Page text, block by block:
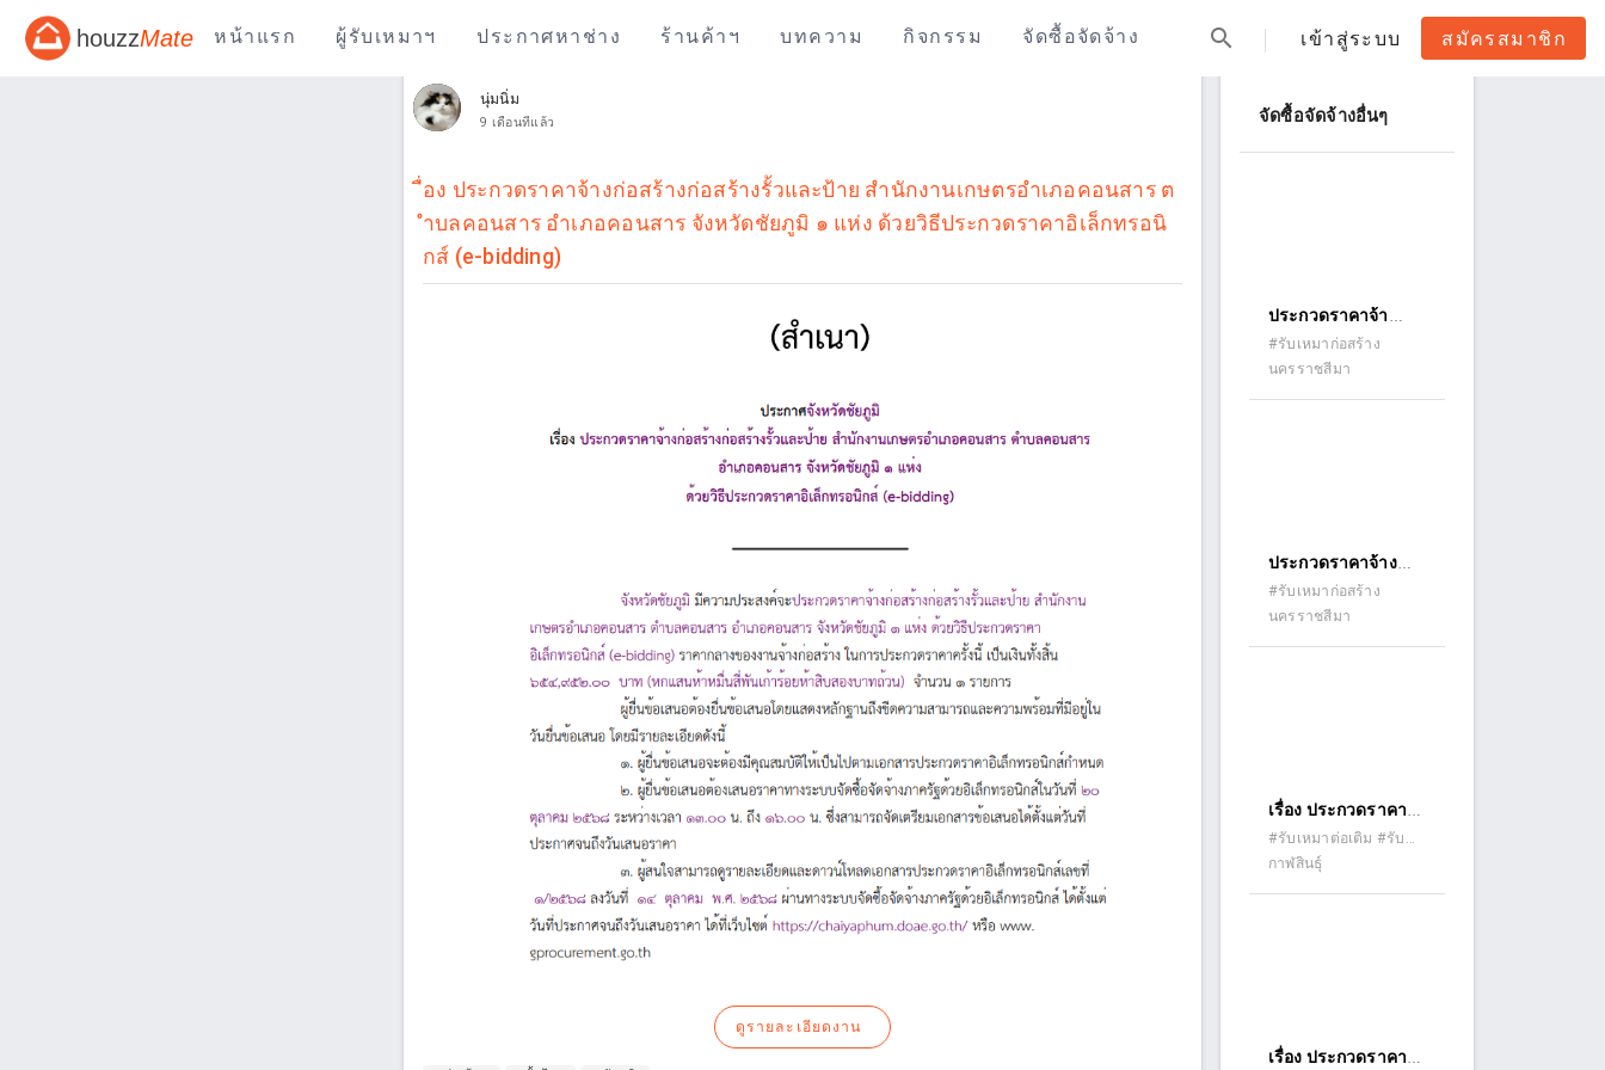
houzzMate หน้าแรก ผู้รับเหมาฯ ประกาศหาช่าง ร้านค้าฯ บทความ กิจกรรม จัดซื้อจัดจ้าง search เข้าสู่ระบบ สมัครสมาชิก
นุ่มนิ่ม
9 เดือนที่แล้ว
ื่อง ประกวดราคาจ้างก่อสร้างก่อสร้างรั้วและป้าย สำนักงานเกษตรอำเภอคอนสาร ต
ำบลคอนสาร อำเภอคอนสาร จังหวัดชัยภูมิ ๑ แห่ง ด้วยวิธีประกวดราคาอิเล็กทรอนิ
กส์ (e-bidding)
ดูรายละเอียดงาน
จัดซื้อจัดจ้างอื่นๆ
ประกวดราคาจ้า
ก่อสร้างบ้านพัก
ข้าราชการ ระดับ 9
อำดภอคง จังหวัด
#รับเหมาก่อสร้าง
นครราชสีมา
ประกวดราคาจ้าง
ก่อสร้างงานก่อสร้าง
อาคารที่พักอาศัยและ
สิ่งก่อสร้างประกอบ
#รับเหมาก่อสร้าง
นครราชสีมา
เรื่อง ประกวดราคา
จ้างก่อสร้างปรับปรุง
อาคารที่ทำการและ
สิ่งก่อสร้างประกอบ
#รับเหมาต่อเติม #รับ
เหมาปรับปรุง (รีโนเวท)
กาฬสินธุ์
เรื่อง ประกวดราคา